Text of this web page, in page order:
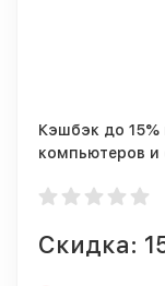
Кэшбэк до 15%
компьютеров
Скидка: